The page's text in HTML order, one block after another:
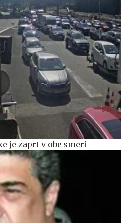
je zaprt v obe smeri